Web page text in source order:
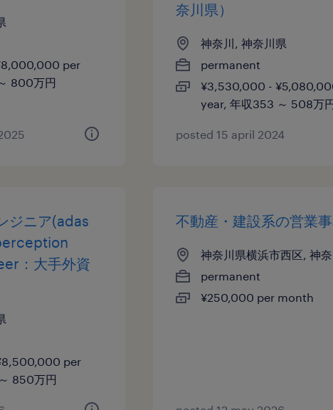
per
800万円
奈川県）
神奈川, 神奈川県
permanent
¥3,530,000 -
year, 年収353 ～ 508万
posted 15 april 2024
ジニア(adas
：大手外資
per
850万円
不動産・建設系の営業
神奈川県横浜市西区, 神
permanent
¥250,000 per month